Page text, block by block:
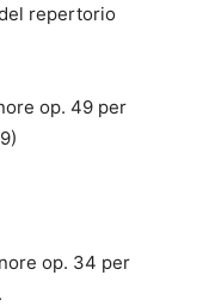
repertorio
op. 49 per
op. 34 per